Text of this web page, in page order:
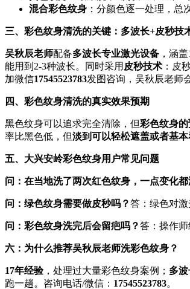
混合彩色纹身 ：分颜色逐一处理，总
三、彩色纹身清洗的关键：多波长+皮秒技
吴秋辰老师配备多波长专业激光设备 ，涵
能用到2-3种波长。同时采用 皮秒技术 ：皮
加微信17545523783发图咨询，吴秋辰老师
四、彩色纹身清洗的真实效果预期
黑色纹身可以追求完全清除，但彩色纹身
率比黑色低，但淡到可以轻松遮盖或者基
五、大兴安岭彩色纹身用户常见问题
问：在当地洗了两次红色纹身，一点变化
问：绿色纹身需要做皮秒吗？答：绿色对
问：彩色纹身洗完后会留疤吗？答：操作
六：为什么推荐吴秋辰老师洗彩色纹身？
17年经验，处理过大量彩色纹身案例； 多
跑一趟。咨询电话/微信： 17545523783。